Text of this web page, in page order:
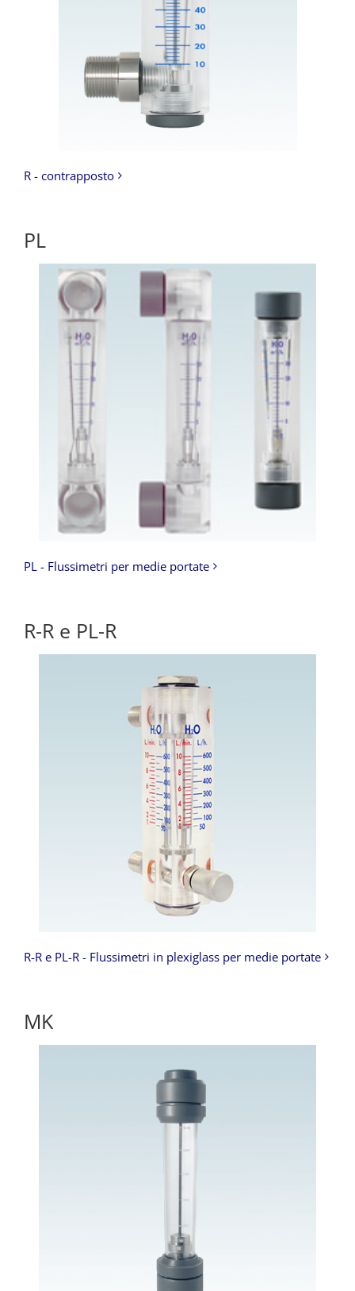
R - contrapposto
PL
PL - Flussimetri per medie portate
R-R e PL-R
R-R e PL-R - Flussimetri in plexiglass per medie portate
MK